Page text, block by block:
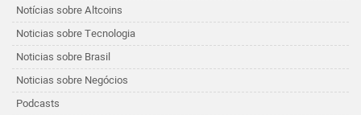
Notícias sobre Altcoins
Noticias sobre Tecnologia
Noticias sobre Brasil
Noticias sobre Negócios
Podcasts